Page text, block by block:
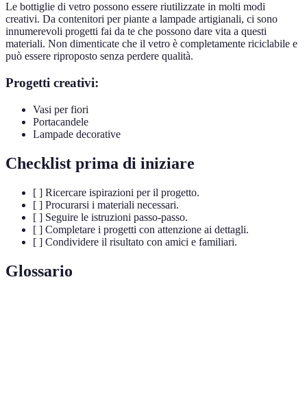
Le bottiglie di vetro possono essere riutilizzate in molti modi
creativi. Da contenitori per piante a lampade artigianali, ci sono
innumerevoli progetti fai da te che possono dare vita a questi
materiali. Non dimenticate che il vetro è completamente riciclabile e
può essere riproposto senza perdere qualità.
Progetti creativi:
Vasi per fiori
Portacandele
Lampade decorative
Checklist prima di iniziare
[ ] Ricercare ispirazioni per il progetto.
[ ] Procurarsi i materiali necessari.
[ ] Seguire le istruzioni passo-passo.
[ ] Completare i progetti con attenzione ai dettagli.
[ ] Condividere il risultato con amici e familiari.
Glossario